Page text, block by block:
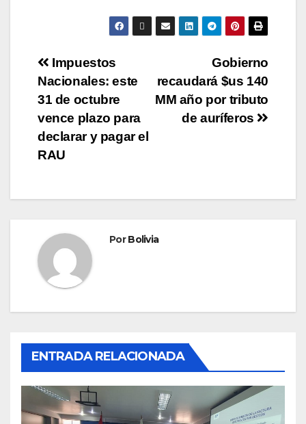
Gobierno
recaudará $us 140
MM año por tributo
de auríferos
Impuestos
Nacionales: este
31 de octubre
vence plazo para
declarar y pagar el
RAU
PorBolivia
ENTRADA RELACIONADA